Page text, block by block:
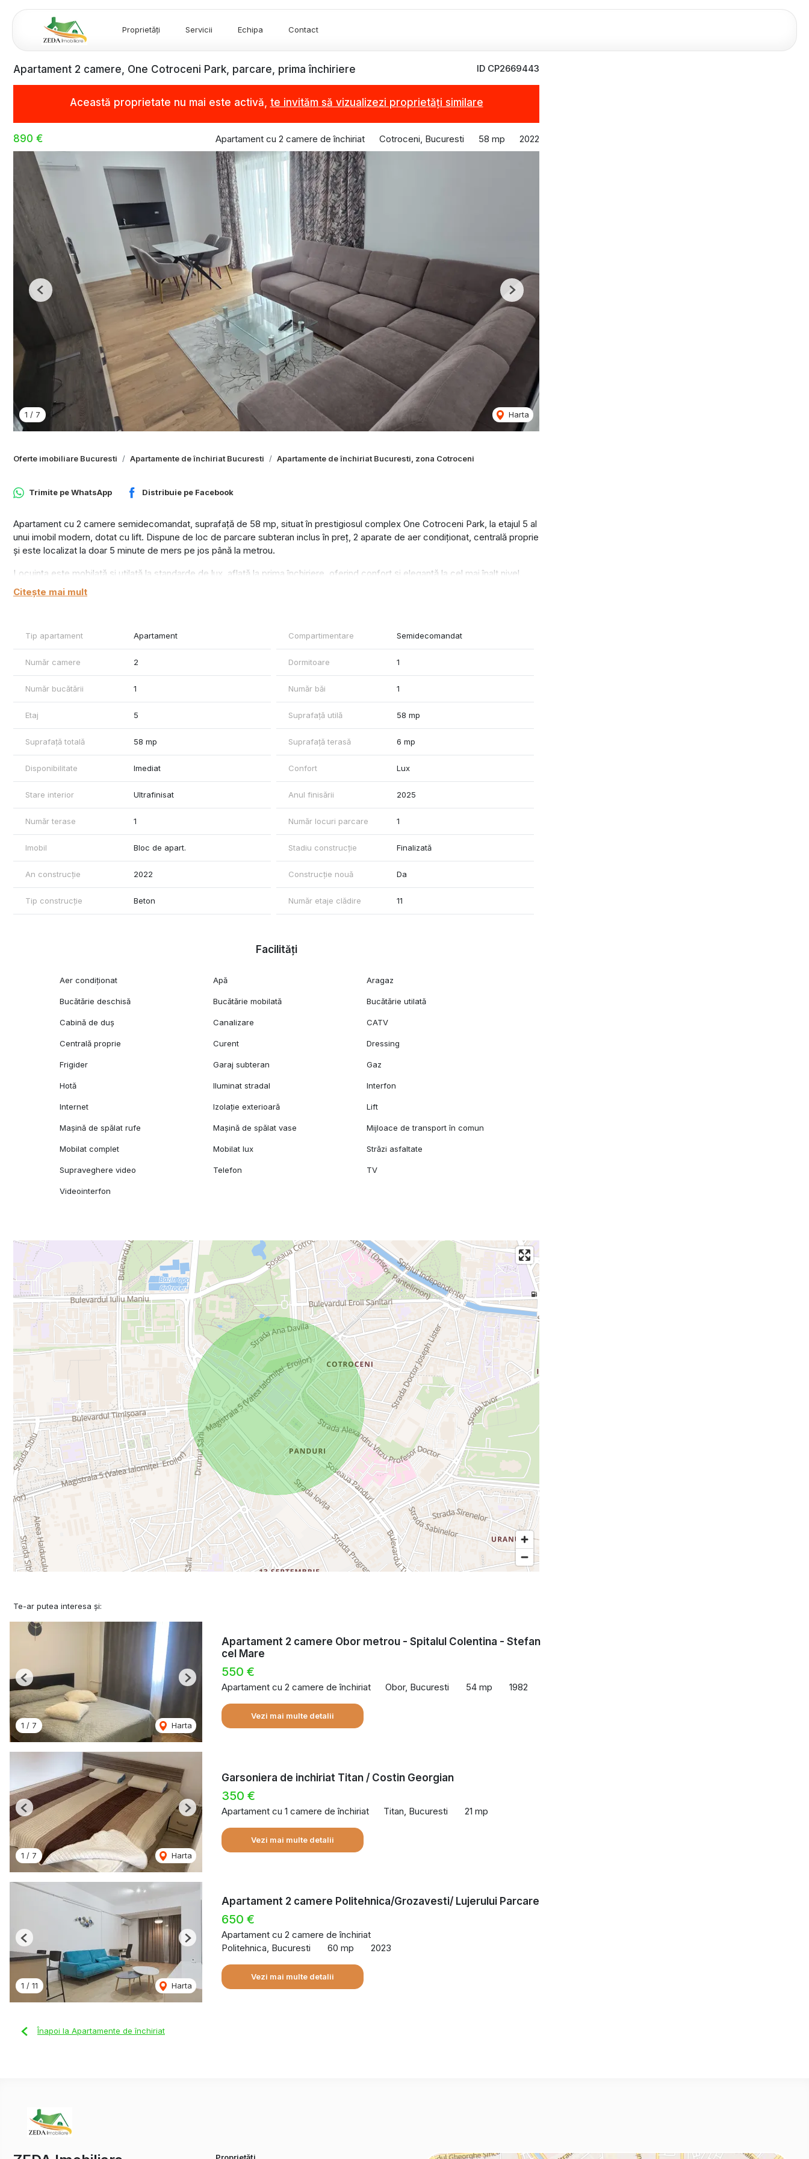
Proprietăți Servicii Echipa Contact
ID CP2669443
Apartament 2 camere, One Cotroceni Park, parcare, prima închiriere
Această proprietate nu mai este activă, te invităm să vizualizezi proprietăți similare
890 € Apartament cu 2 camere de închiriat Cotroceni, Bucuresti 58 mp 2022
1 / 7 Harta
Previous Next
Oferte imobiliare Bucuresti Apartamente de închiriat Bucuresti Apartamente de închiriat Bucuresti, zona Cotroceni
Trimite peWhatsApp Distribuie pe Facebook
Apartament cu 2 camere semidecomandat, suprafață de 58 mp, situat în prestigiosul complex One Cotroceni Park, la etajul 5 al
unui imobil modern, dotat cu lift. Dispune de loc de parcare subteran inclus în preț, 2 aparate de aer condiționat, centrală proprie
și este localizat la doar 5 minute de mers pe jos până la metrou.
Locuința este mobilată și utilată la standarde de lux, aflată la prima închiriere, oferind confort și eleganță la cel mai înalt nivel.
Preț: 890 euro/lună
Citește mai mult
Tip apartament Apartament Compartimentare Semidecomandat
Număr camere 2 Dormitoare 1
Număr bucătării 1 Număr băi 1
Etaj 5 Suprafață utilă 58 mp
Suprafață totală 58 mp Suprafață terasă 6 mp
Disponibilitate Imediat Confort Lux
Stare interior Ultrafinisat Anul finisării 2025
Număr terase 1 Număr locuri parcare 1
Imobil Bloc de apart. Stadiu construcție Finalizată
An construcție 2022 Construcție nouă Da
Tip construcție Beton Număr etaje clădire 11
Facilități
Aer condiționat Apă Aragaz
Bucătărie deschisă Bucătărie mobilată Bucătărie utilată
Cabină de duș Canalizare CATV
Centrală proprie Curent Dressing
Frigider Garaj subteran Gaz
Hotă Iluminat stradal Interfon
Internet Izolație exterioară Lift
Mașină de spălat rufe Mașină de spălat vase Mijloace de transport în comun
Mobilat complet Mobilat lux Străzi asfaltate
Supraveghere video Telefon TV
Videointerfon
Te-ar putea interesa și:
1 / 7 Harta
Previous Next
Apartament 2 camere Obor metrou - Spitalul Colentina - Stefan
cel Mare
550 €
Apartament cu 2 camere de închiriat Obor, Bucuresti 54 mp 1982
Vezi mai multe detalii
1 / 7 Harta
Previous Next
Garsoniera de inchiriat Titan / Costin Georgian
350 €
Apartament cu 1 camere de închiriat Titan, Bucuresti 21 mp
Vezi mai multe detalii
1 / 11 Harta
Previous Next
Apartament 2 camere Politehnica/Grozavesti/ Lujerului Parcare
650 €
Apartament cu 2 camere de închiriat
Politehnica, Bucuresti
60 mp 2023
Vezi mai multe detalii
Înapoi la Apartamente de închiriat